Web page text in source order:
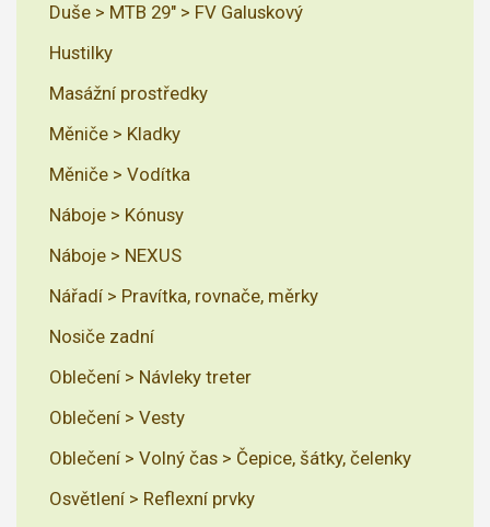
Duše > MTB 29" > FV Galuskový
Hustilky
Masážní prostředky
Měniče > Kladky
Měniče > Vodítka
Náboje > Kónusy
Náboje > NEXUS
Nářadí > Pravítka, rovnače, měrky
Nosiče zadní
Oblečení > Návleky treter
Oblečení > Vesty
Oblečení > Volný čas > Čepice, šátky, čelenky
Osvětlení > Reflexní prvky